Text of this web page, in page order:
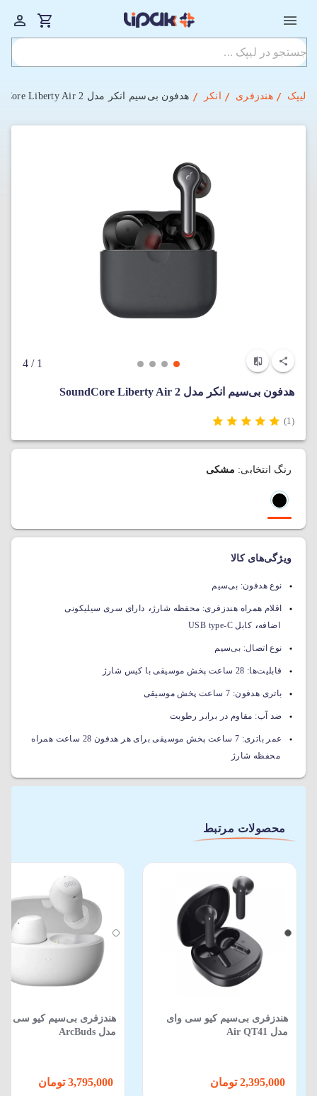
لیپک هندزفری انکر هدفون بی‌سیم انکر مدل SoundCore Liberty Air 2
1
/ 4
هدفون بی‌سیم انکر مدل SoundCore Liberty Air 2
(1)
رنگ انتخابی: مشکی
ویژگی‌های کالا
نوع هدفون: بی‌سیم
اقلام همراه هندزفری: محفظه شارژ ، دارای سری سیلیکونی
اضافه، کابل USB type-C
نوع اتصال: بی‌سیم
قابلیت‌ها: 28 ساعت پخش موسیقی با کیس شارژ
باتری هدفون: 7 ساعت پخش موسیقی
ضد آب: مقاوم در برابر رطوبت
عمر باتری:
7 ساعت پخش موسیقی برای هر هدفون 28 ساعت همراه
محفظه شارژ
محصولات مرتبط
هندزفری بی‌سیم کیو سی وای
مدل Air QT41
هندزفری بی‌سیم کیو سی
مدل ArcBuds